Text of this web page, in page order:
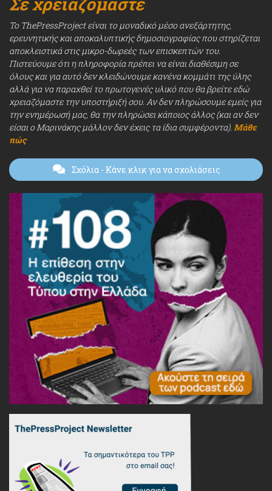
Το ThePressProject είναι το μοναδικό μέσο ανεξάρτητης,
ερευνητικής και αποκαλυπτικής δημοσιογραφίας που στηρίζεται
αποκλειστικά στις μικρο-δωρεές των επισκεπτών του.
Πιστεύουμε ότι η πληροφορία πρέπει να είναι διαθέσιμη σε
όλους και για αυτό δεν κλειδώνουμε κανένα κομμάτι της ύλης
αλλά για να παραχθεί το πρωτογενές υλικό που θα βρείτε εδώ
χρειαζόμαστε την υποστήριξή σου. Αν δεν πληρώσουμε εμείς για
την ενημέρωσή μας, θα την πληρώσει κάποιος άλλος (και αν δεν
είσαι ο Μαρινάκης μάλλον δεν έχεις τα ίδια συμφέροντα). Μάθε
πώς
Σχόλια- Κάνε κλικ για να σχολιάσεις